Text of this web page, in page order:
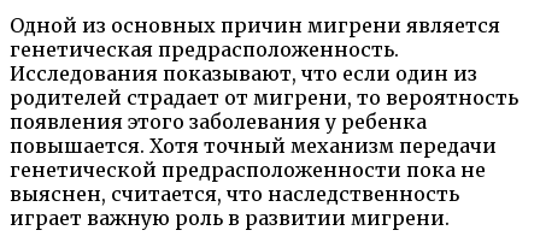
Одной из основных причин мигрени является
генетическая предрасположенность.
Исследования показывают, что если один из
родителей страдает от мигрени, то вероятность
появления этого заболевания у ребенка
повышается. Хотя точный механизм передачи
генетической предрасположенности пока не
выяснен, считается, что наследственность
играет важную роль в развитии мигрени.